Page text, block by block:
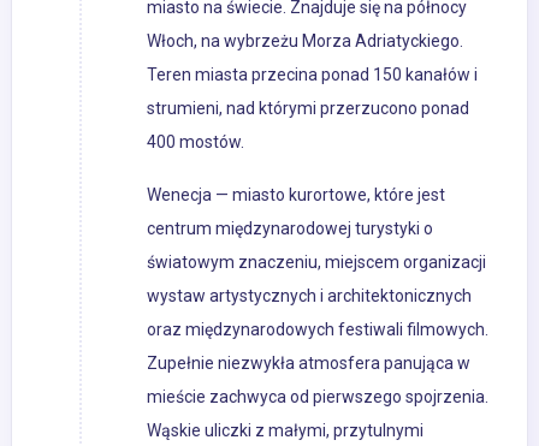
miasto na świecie. Znajduje się na północy
Włoch, na wybrzeżu Morza Adriatyckiego.
Teren miasta przecina ponad 150 kanałów i
strumieni, nad którymi przerzucono ponad
400 mostów.
Wenecja — miasto kurortowe, które jest
centrum międzynarodowej turystyki o
światowym znaczeniu, miejscem organizacji
wystaw artystycznych i architektonicznych
oraz międzynarodowych festiwali filmowych.
Zupełnie niezwykła atmosfera panująca w
mieście zachwyca od pierwszego spojrzenia.
Wąskie uliczki z małymi, przytulnymi